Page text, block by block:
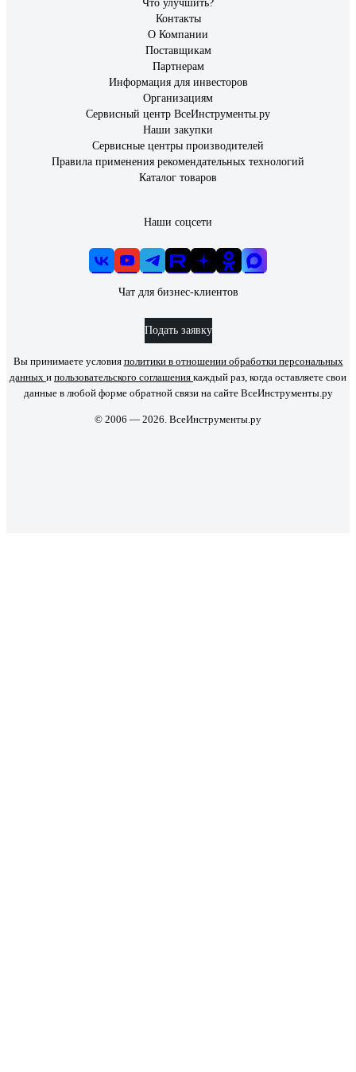
Что улучшить?
Контакты
О Компании
Поставщикам
Партнерам
Информация для инвесторов
Организациям
Сервисный центр ВсеИнструменты.ру
Наши закупки
Сервисные центры производителей
Правила применения рекомендательных технологий
Каталог товаров
Наши соцсети
Чат для бизнес-клиентов
Подать заявку
Вы принимаете условия политики в отношении обработки персональных
данных и пользовательского соглашения каждый раз, когда оставляете свои
данные в любой форме обратной связи на сайте ВсеИнструменты.ру
© 2006 — 2026. ВсеИнструменты.ру